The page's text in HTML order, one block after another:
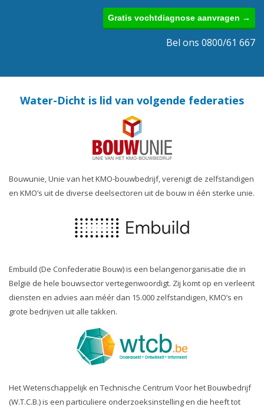
Gratis vochtdiagnose aanvragen →
Bel ons 0800/61 667
Water-Dicht is lid van volgende federaties
Bouwunie, Unie van het KMO-bouwbedrijf, verenigt de zelfstandigen
en KMO’s uit de diverse deelsectoren uit de bouw in één sterke unie.
Embuild (De Confederatie Bouw) is een belangenorganisatie die in
België de hele bouwsector vertegenwoordigt. Zij komt op en verleent
diensten en advies aan méér dan 15.000 zelfstandigen, KMO’s en
grote bedrijven uit alle takken.
Het Wetenschappelijk en Technische Centrum Voor het Bouwbedrijf
(W.T.C.B.) is een particuliere onderzoeksinstelling en die heeft tot